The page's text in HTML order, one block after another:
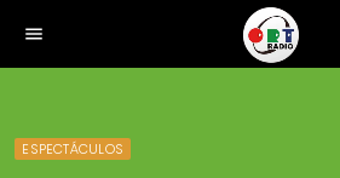
menu
ESPECTÁCULOS